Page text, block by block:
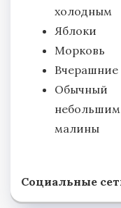
холодным
Яблоки
Морковь
Вчерашние
малины
Социальные